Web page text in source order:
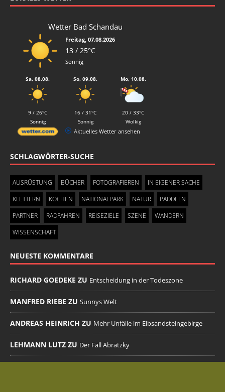
Wetter Bad Schandau
Freitag, 07.08.2026
13 / 25°C
Sonnig
Sa, 08.08.
9 / 26°C
Sonnig
So, 09.08.
16 / 31°C
Sonnig
Mo, 10.08.
20 / 33°C
Wolkig
Aktuelles Wetter ansehen
SCHLAGWÖRTER-SUCHE
AUSRÜSTUNG BÜCHER FOTOGRAFIEREN
IN EIGENER SACHE
KLETTERN
KOCHEN NATIONALPARK NATUR
PADDELN
PARTNER
RADFAHREN REISEZIELE SZENE
WANDERN
WISSENSCHAFT
NEUESTE KOMMENTARE
RICHARD GOEDEKE ZU Entscheidung in der Todeszone
MANFRED RIEBE ZU Sunnys Welt
ANDREAS HEINRICH ZU Mehr Unfälle im Elbsandsteingebirge
LEHMANN LUTZ ZU Der Fall Abratzky